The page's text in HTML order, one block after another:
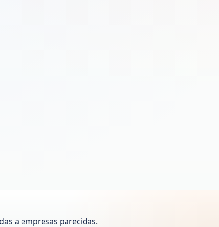
a empresas parecidas.